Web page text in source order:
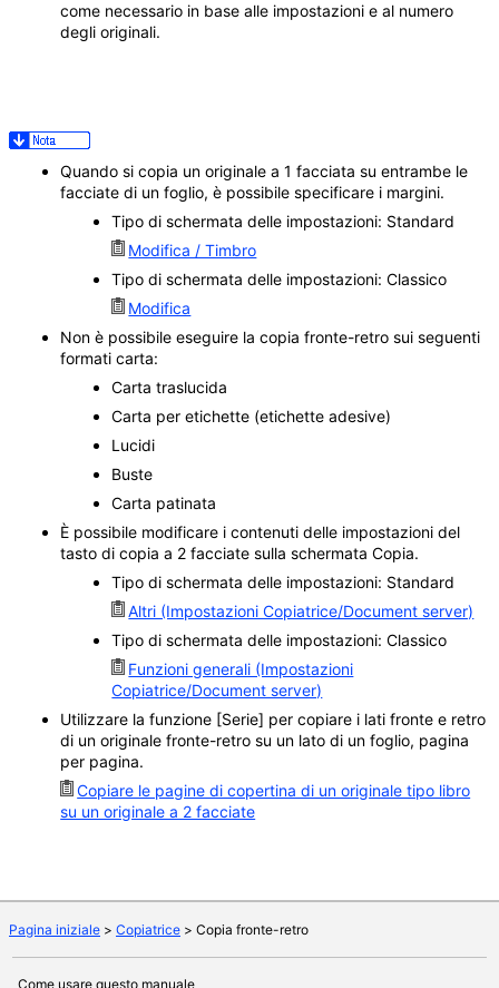
come necessario in base alle impostazioni e al numero
degli originali.
Quando si copia un originale a 1 facciata su entrambe le
facciate di un foglio, è possibile specificare i margini.
Tipo di schermata delle impostazioni: Standard
Modifica / Timbro
Tipo di schermata delle impostazioni: Classico
Modifica
Non è possibile eseguire la copia fronte-retro sui seguenti
formati carta:
Carta traslucida
Carta per etichette (etichette adesive)
Lucidi
Buste
Carta patinata
È possibile modificare i contenuti delle impostazioni del
tasto di copia a 2 facciate sulla schermata Copia.
Tipo di schermata delle impostazioni: Standard
Altri (Impostazioni Copiatrice/Document server)
Tipo di schermata delle impostazioni: Classico
Funzioni generali (Impostazioni
Copiatrice/Document server)
Utilizzare la funzione [Serie] per copiare i lati fronte e retro
di un originale fronte-retro su un lato di un foglio, pagina
per pagina.
Copiare le pagine di copertina di un originale tipo libro
su un originale a 2 facciate
Pagina iniziale > Copiatrice > Copia fronte-retro
Come usare questo manuale